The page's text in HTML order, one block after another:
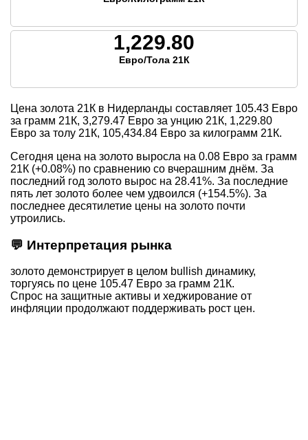
1,229.80
Евро/Тола 21К
Цена золота 21К в Нидерланды составляет 105.43 Евро
за грамм 21К, 3,279.47 Евро за унцию 21К, 1,229.80
Евро за толу 21К, 105,434.84 Евро за килограмм 21К.
Сегодня цена на золото выросла на 0.08 Евро за грамм
21К (+0.08%) по сравнению со вчерашним днём. За
последний год золото вырос на 28.41%. За последние
пять лет золото более чем удвоился (+154.5%). За
последнее десятилетие цены на золото почти
утроились.
💬 Интерпретация рынка
золото демонстрирует в целом bullish динамику,
торгуясь по цене 105.47 Евро за грамм 21К.
Спрос на защитные активы и хеджирование от
инфляции продолжают поддерживать рост цен.